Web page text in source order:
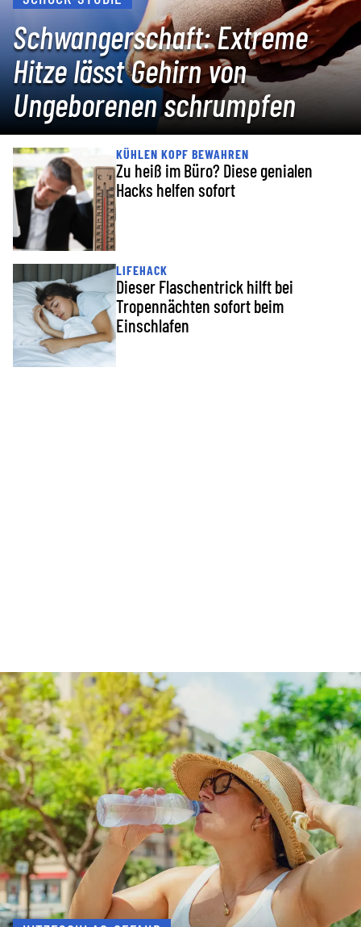
Schwangerschaft: Extreme
Hitze lässt Gehirn von
Ungeborenen schrumpfen
KÜHLEN KOPF BEWAHREN
Zu heiß im Büro? Diese genialen
Hacks helfen sofort
LIFEHACK
Dieser Flaschentrick hilft bei
Tropennächten sofort beim
Einschlafen